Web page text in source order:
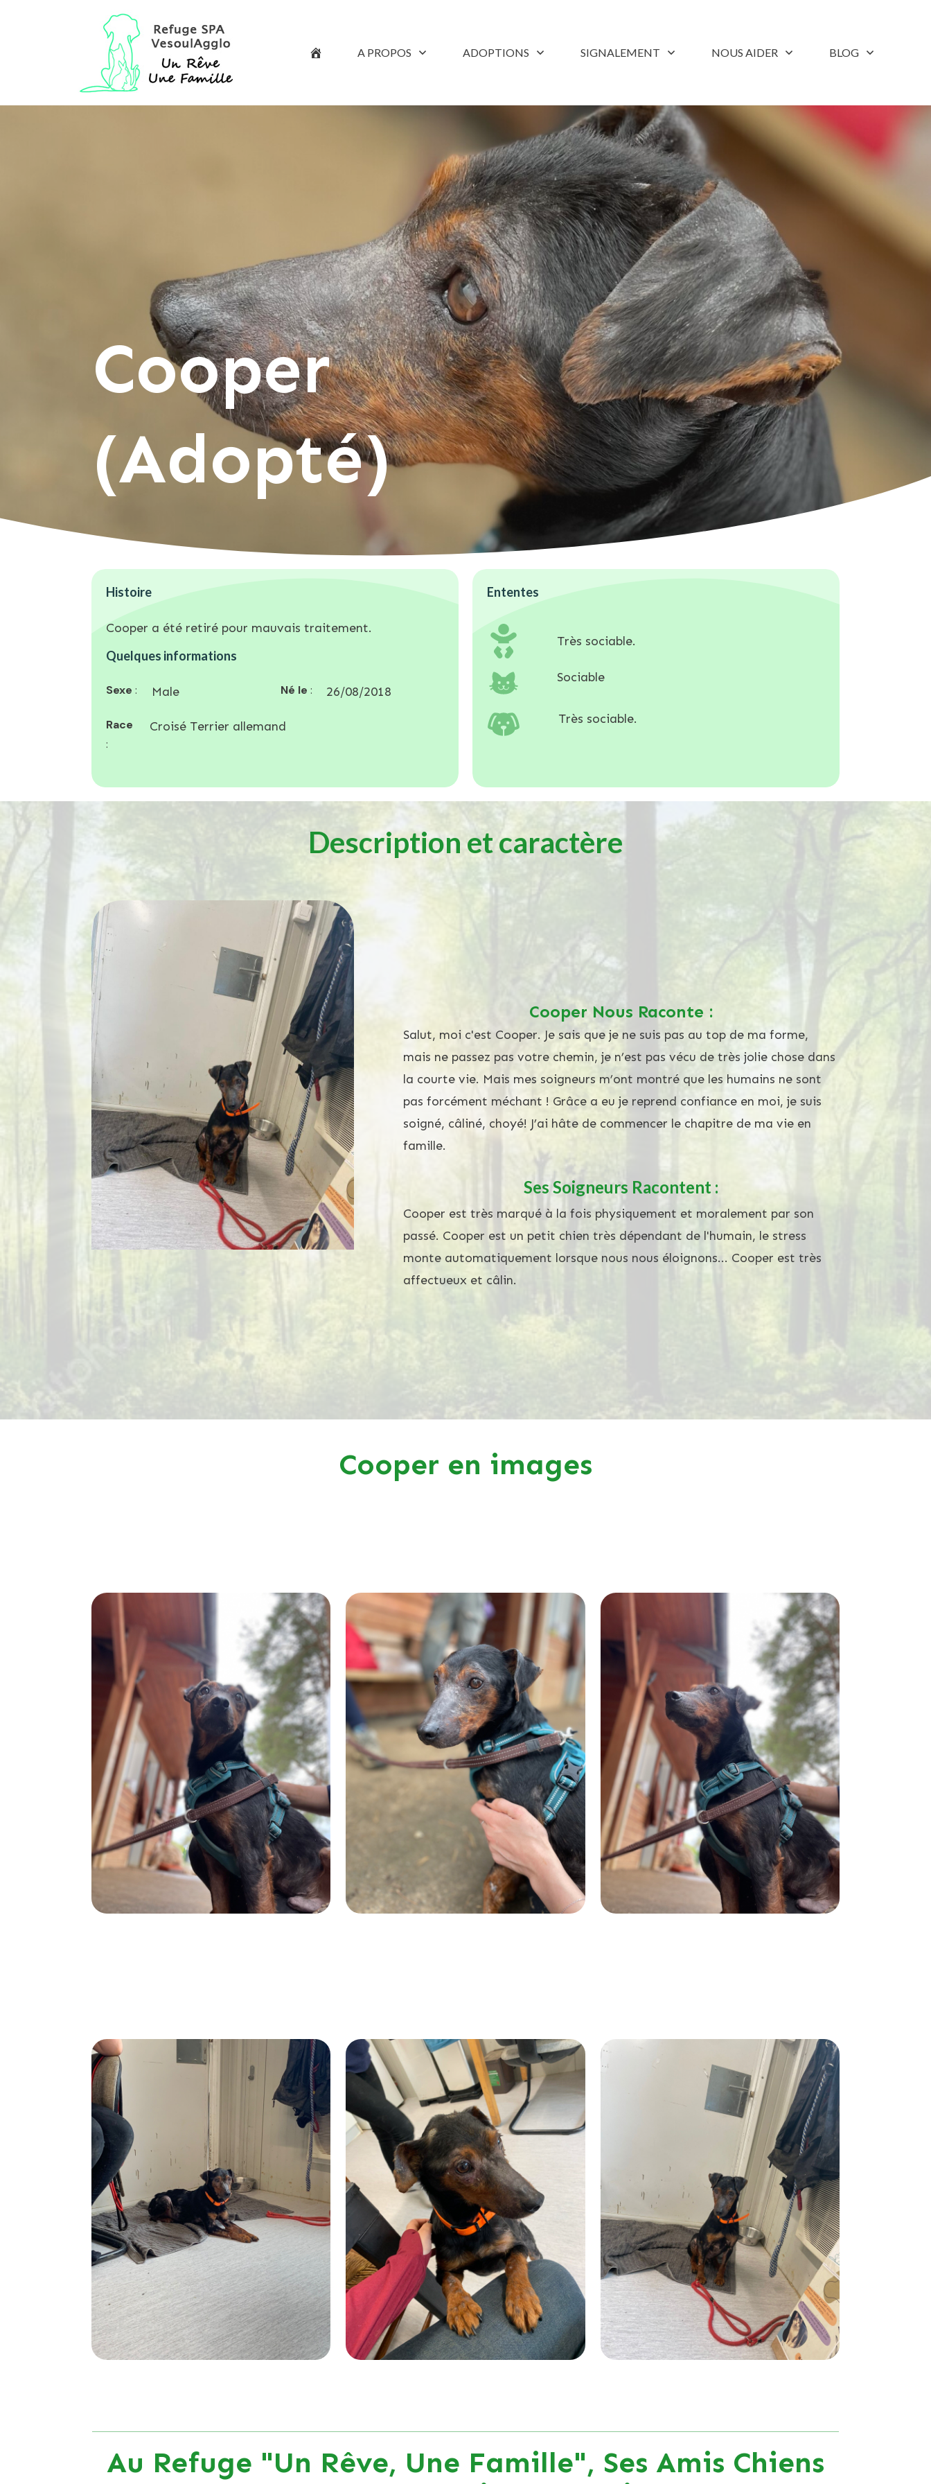
A PROPOS ADOPTIONS SIGNALEMENT NOUS AIDER BLOG
Cooper
(Adopté)
Histoire
Cooper a été retiré pour mauvais traitement.
Quelques informations
Sexe : Male Né le : 26/08/2018
Race
:
Croisé Terrier allemand
Ententes
Très sociable.
Sociable
Très sociable.
Description et caractère
Cooper Nous Raconte :
Salut, moi c'est Cooper. Je sais que je ne suis pas au top de ma forme,
mais ne passez pas votre chemin, je n’est pas vécu de très jolie chose dans
la courte vie. Mais mes soigneurs m’ont montré que les humains ne sont
pas forcément méchant ! Grâce a eu je reprend confiance en moi, je suis
soigné, câliné, choyé! J’ai hâte de commencer le chapitre de ma vie en
famille.
Ses Soigneurs Racontent :
Cooper est très marqué à la fois physiquement et moralement par son
passé. Cooper est un petit chien très dépendant de l'humain, le stress
monte automatiquement lorsque nous nous éloignons... Cooper est très
affectueux et câlin.
Cooper en images
Au Refuge "Un Rêve, Une Famille", Ses Amis Chiens